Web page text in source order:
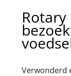
Verwonderd